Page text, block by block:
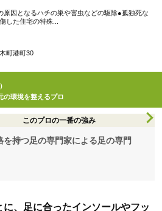
原因となるハチの巣や害虫などの駆除●孤独死な
した住宅の特殊...
町港町30
の環境を整えるプロ
このプロの一番の強み
を持つ足の専門家による足の専門
、足に合ったインソールやフッ